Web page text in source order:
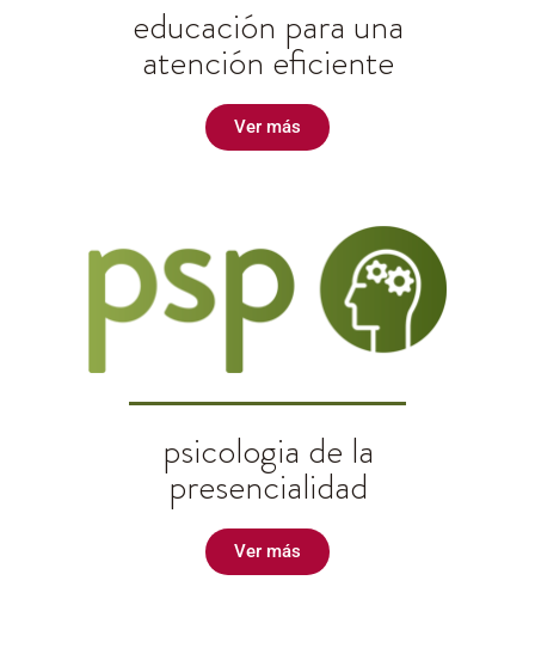
educación para una
atención eficiente
Ver más
psicologia de la
presencialidad
Ver más